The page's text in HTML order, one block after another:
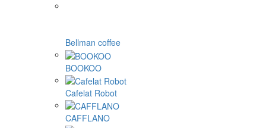
Dolce Gusto капсули
Nespresso капсули
Cafissimo, Caffitaly, K-fee капсули
Tassimo капсули